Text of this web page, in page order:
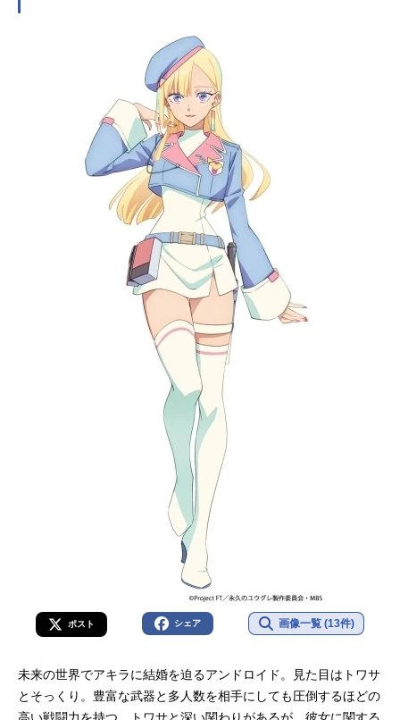
ポスト シェア 画像一覧 (13件)
未来の世界でアキラに結婚を迫るアンドロイド。見た目はトワサ
とそっくり。豊富な武器と多人数を相手にしても圧倒するほどの